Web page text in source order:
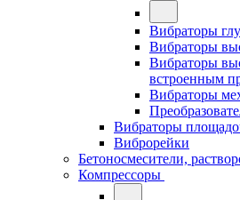
Вибраторы
Вибраторы
Вибраторы
встроенным
Вибраторы
Вибраторы
Виброрейки
Бетоносмесители,
Компрессоры